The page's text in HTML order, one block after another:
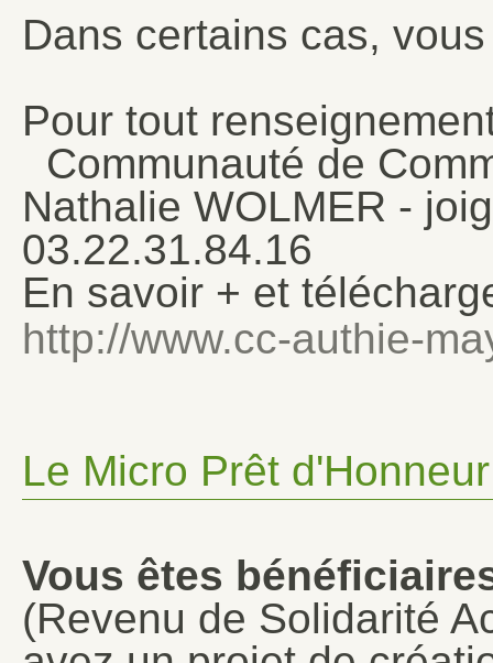
Dans certains cas,
Pour tout
Communauté de
Nathalie WOLMER -
03.22.31.84.16
En savoir + et
http://www.cc-authie-
Le Micro Prêt
Vous êtes
(Revenu de Solidarité